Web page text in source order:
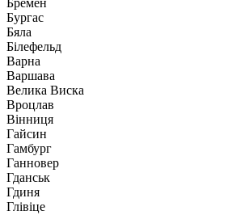
Бремен
Бургас
Бяла
Білефельд
Варна
Варшава
Велика Виска
Вроцлав
Вінниця
Гайсин
Гамбург
Ганновер
Гданськ
Гдиня
Глівіце